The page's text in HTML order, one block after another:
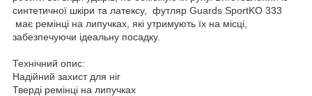
синтетичної шкіри та латексу, футляр Guards SportKO 333
має ремінці на липучках, які утримують їх на місці,
забезпечуючи ідеальну посадку.
Технічний опис:
Надійний захист для ніг
Тверді ремінці на липучках